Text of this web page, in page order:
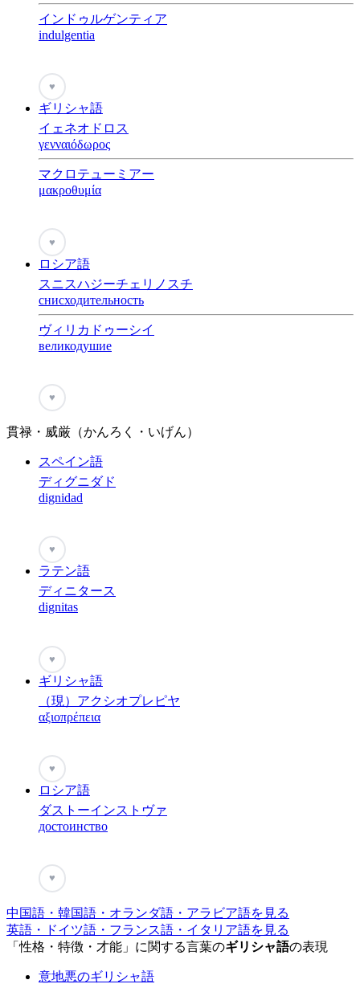
インドゥルゲンティア
indulgentia
♥
ギリシャ語
イェネオドロス
γενναιόδωρος
マクロテューミアー
μακροθυμία
♥
ロシア語
スニスハジーチェリノスチ
снисходительность
ヴィリカドゥーシイ
великодушие
♥
貫禄・威厳（かんろく・いげん）
スペイン語
ディグニダド
dignidad
♥
ラテン語
ディニタース
dignitas
♥
ギリシャ語
（現）アクシオプレピヤ
αξιοπρέπεια
♥
ロシア語
ダストーインストヴァ
достоинство
♥
中国語・韓国語・オランダ語・アラビア語を見る
英語・ドイツ語・フランス語・イタリア語を見る
「性格・特徴・才能」に関する言葉のギリシャ語の表現
意地悪のギリシャ語